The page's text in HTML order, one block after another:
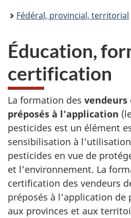
Fédéral, provincial, territorial
Éducation,
certification
La formation des vendeurs
préposés à l'application
pesticides est un élément
sensibilisation à
pesticides en vue de
et l'environnement. La
certification des vendeurs
préposés à l'application de
aux provinces et aux